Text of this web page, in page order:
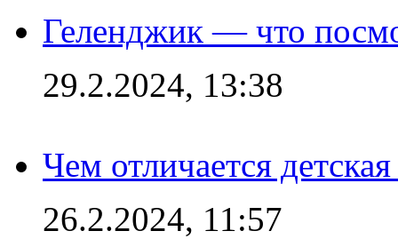
Геленджик — что
29.2.2024, 13:38
Чем отличается
26.2.2024, 11:57